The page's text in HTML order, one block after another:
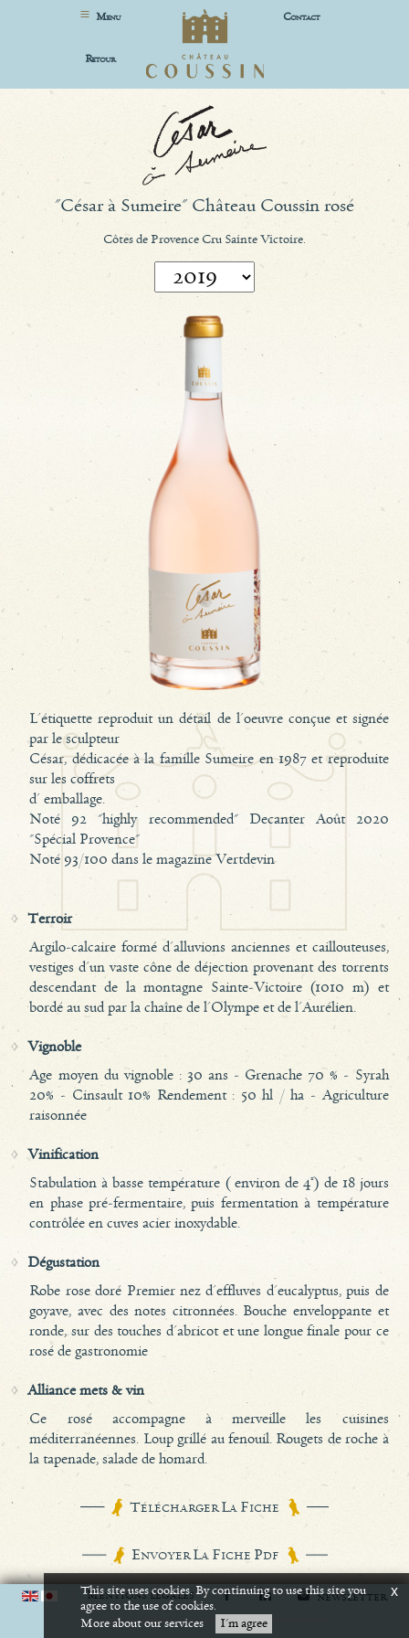
MENU CONTACT
RETOUR
"César à Sumeire" Château Coussin rosé
Côtes de Provence Cru Sainte Victoire.
L'étiquette reproduit un détail de l'oeuvre conçue et signée
par le sculpteur
César, dédicacée à la famille Sumeire en 1987 et reproduite
sur les coffrets
d' emballage.
Noté 92 "highly recommended" Decanter Août 2020
"Spécial Provence"
Noté 93/100 dans le magazine Vertdevin
Terroir
Argilo-calcaire formé d'alluvions anciennes et caillouteuses,
vestiges d'un vaste cône de déjection provenant des torrents
descendant de la montagne Sainte-Victoire (1010 m) et
bordé au sud par la chaîne de l'Olympe et de l'Aurélien.
Vignoble
Age moyen du vignoble : 30 ans - Grenache 70 % - Syrah
20% - Cinsault 10% Rendement : 50 hl / ha - Agriculture
raisonnée
Vinification
Stabulation à basse température ( environ de 4°) de 18 jours
en phase pré-fermentaire, puis fermentation à température
contrôlée en cuves acier inoxydable.
Dégustation
Robe rose doré Premier nez d'effluves d'eucalyptus, puis de
goyave, avec des notes citronnées. Bouche enveloppante et
ronde, sur des touches d'abricot et une longue finale pour ce
rosé de gastronomie
Alliance mets & vin
Ce rosé accompagne à merveille les cuisines
méditerranéennes. Loup grillé au fenouil. Rougets de roche à
la tapenade, salade de homard.
TÉLÉCHARGERLA FICHE
ENVOYERLA FICHE PDF
MENTIONS LÉGALES NEWSLETTER
L'abus d'alcool est dangereux pour la santé. A consommer avec modération.
This site uses cookies. By continuing to use this site you
agree to the use of cookies.
More about our services
I'm agree
x